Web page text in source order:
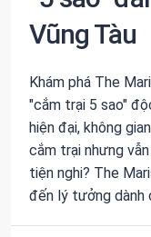
Vũng Tàu
Khám phá The
"cắm trại 5 sao"
hiện đại, không
cắm trại nhưng
tiện nghi? The
đến lý tưởng dành